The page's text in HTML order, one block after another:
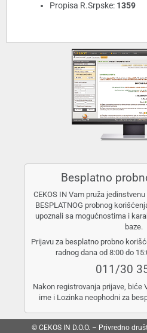
Propisa R.Srpske: 1359
Besplatno
CEKOS IN Vam pruža
BESPLATNOG probnog
upoznali sa mogućnostima i
baze.
Prijavu za besplatno probno
radnog dana od 8:00 do
011/30
Nakon registrovanja prijave, biće
ime i Lozinka neophodni za
© CEKOS IN D.O.O. – Privredno